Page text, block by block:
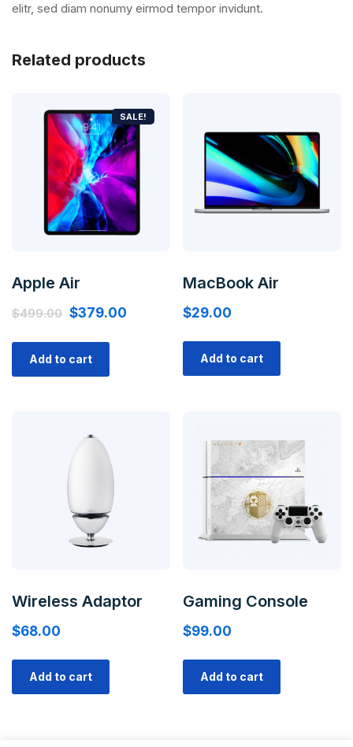
elitr, sed diam nonumy eirmod tempor invidunt.
Related products
SALE!
Apple Air
$499.00 $379.00
Add to cart
MacBook Air
$29.00
Add to cart
Wireless Adaptor
$68.00
Add to cart
Gaming Console
$99.00
Add to cart